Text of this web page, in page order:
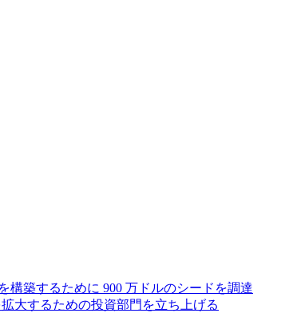
構築するために 900 万ドルのシードを調達
大するための投資部門を立ち上げる